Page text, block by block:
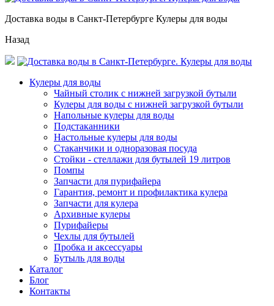
Доставка воды в Санкт-Петербурге Кулеры для воды
Назад
Кулеры для воды
Чайный столик с нижней загрузкой бутыли
Кулеры для воды с нижней загрузкой бутыли
Напольные кулеры для воды
Подстаканники
Настольные кулеры для воды
Стаканчики и одноразовая посуда
Стойки - стеллажи для бутылей 19 литров
Помпы
Запчасти для пурифайера
Гарантия, ремонт и профилактика кулера
Запчасти для кулера
Архивные кулеры
Пурифайеры
Чехлы для бутылей
Пробка и аксессуары
Бутыль для воды
Каталог
Блог
Контакты